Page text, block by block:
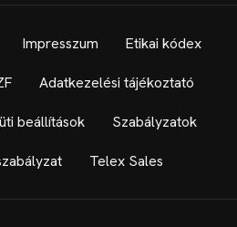
Impresszum Etikai kódex
Adatkezelési tájékoztató
beállítások Szabályzatok
Telex Sales